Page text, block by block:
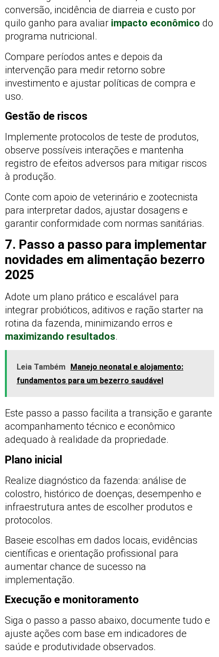
conversão, incidência de diarreia e custo por
quilo ganho para avaliar impacto econômico do
programa nutricional.
Compare períodos antes e depois da
intervenção para medir retorno sobre
investimento e ajustar políticas de compra e
uso.
Gestão de riscos
Implemente protocolos de teste de produtos,
observe possíveis interações e mantenha
registro de efeitos adversos para mitigar riscos
à produção.
Conte com apoio de veterinário e zootecnista
para interpretar dados, ajustar dosagens e
garantir conformidade com normas sanitárias.
7. Passo a passo para implementar
novidades em alimentação bezerro
2025
Adote um plano prático e escalável para
integrar probióticos, aditivos e ração starter na
rotina da fazenda, minimizando erros e
maximizando resultados.
Leia Também
Manejo neonatal e alojamento:
fundamentos para um bezerro saudável
Este passo a passo facilita a transição e garante
acompanhamento técnico e econômico
adequado à realidade da propriedade.
Plano inicial
Realize diagnóstico da fazenda: análise de
colostro, histórico de doenças, desempenho e
infraestrutura antes de escolher produtos e
protocolos.
Baseie escolhas em dados locais, evidências
científicas e orientação profissional para
aumentar chance de sucesso na
implementação.
Execução e monitoramento
Siga o passo a passo abaixo, documente tudo e
ajuste ações com base em indicadores de
saúde e produtividade observados.